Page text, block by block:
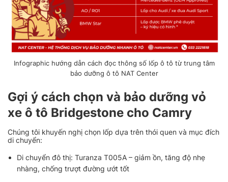
Infographic hướng dẫn cách đọc thông số lốp ô tô từ trung tâm
bảo dưỡng ô tô NAT Center
Gợi ý cách chọn và bảo dưỡng vỏ
xe ô tô Bridgestone cho Camry
Chúng tôi khuyến nghị chọn lốp dựa trên thói quen và mục đích
di chuyển:
Di chuyển đô thị: Turanza T005A – giảm ồn, tăng độ nhẹ
nhàng, chống trượt đường ướt tốt